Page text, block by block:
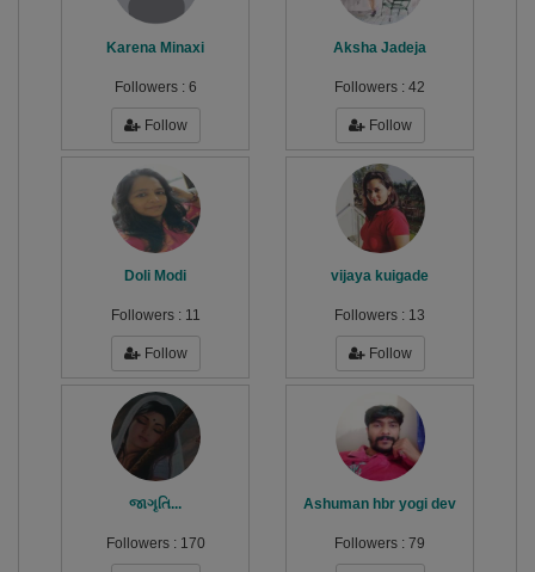
Karena Minaxi
Followers : 6
Follow
Aksha Jadeja
Followers : 42
Follow
Doli Modi
Followers : 11
Follow
vijaya kuigade
Followers : 13
Follow
જાગૃતિ...
Followers : 170
Ashuman hbr yogi dev
Followers : 79